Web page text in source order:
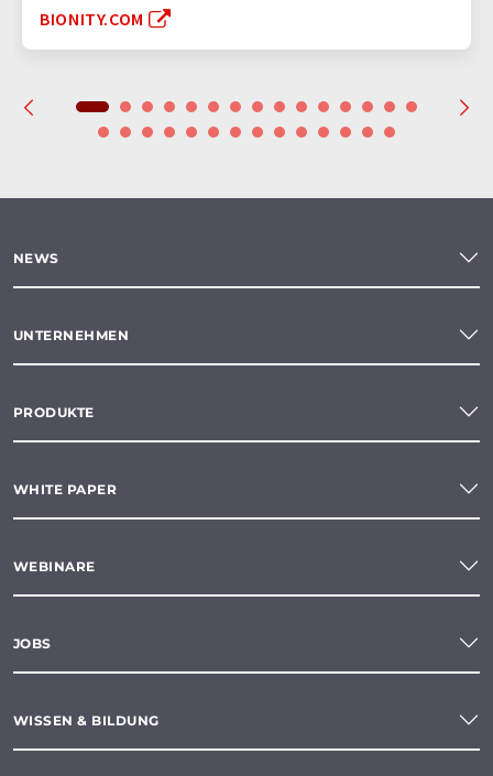
BIONITY.COM
NEWS
UNTERNEHMEN
PRODUKTE
WHITE PAPER
WEBINARE
JOBS
WISSEN & BILDUNG